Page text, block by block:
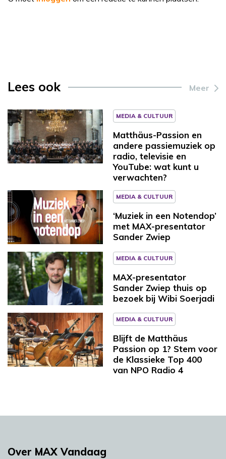
Lees ook Meer
MEDIA & CULTUUR
Matthäus-Passion en
andere passiemuziek op
radio, televisie en
YouTube: wat kunt u
verwachten?
MEDIA & CULTUUR
‘Muziek in een Notendop’
met MAX-presentator
Sander Zwiep
MEDIA & CULTUUR
MAX-presentator
Sander Zwiep thuis op
bezoek bij Wibi Soerjadi
MEDIA & CULTUUR
Blijft de Matthäus
Passion op 1? Stem voor
de Klassieke Top 400
van NPO Radio 4
Over MAX Vandaag